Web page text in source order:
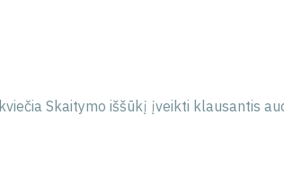
kviečia Skaitymo iššūkį įveikti klausantis